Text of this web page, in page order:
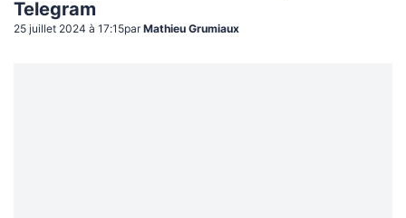
Telegram
25 juillet 2024 à 17:15par Mathieu Grumiaux